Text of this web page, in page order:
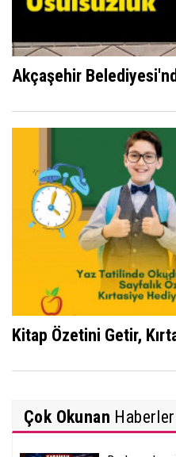
Akçaşehir
Kitap Özetini Getir,
Çok Okunan Haberler